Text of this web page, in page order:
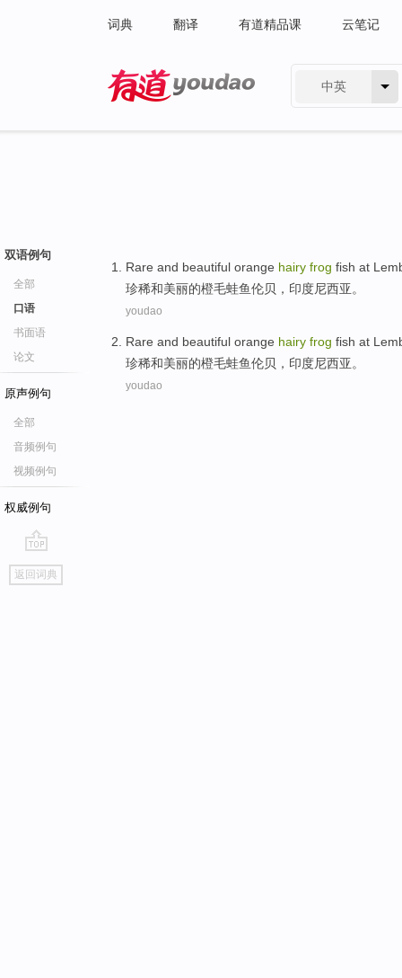
词典 翻译 有道精品课 云笔记
中英
双语例句
全部
口语
书面语
论文
原声例句
全部
音频例句
视频例句
权威例句
go
top
返回词典
Rare and beautiful orange hairy frog fish at
珍稀和美丽的橙毛蛙鱼伦贝，印度尼西亚。
youdao
Rare and beautiful orange hairy frog fish at
珍稀和美丽的橙毛蛙鱼伦贝，印度尼西亚。
youdao